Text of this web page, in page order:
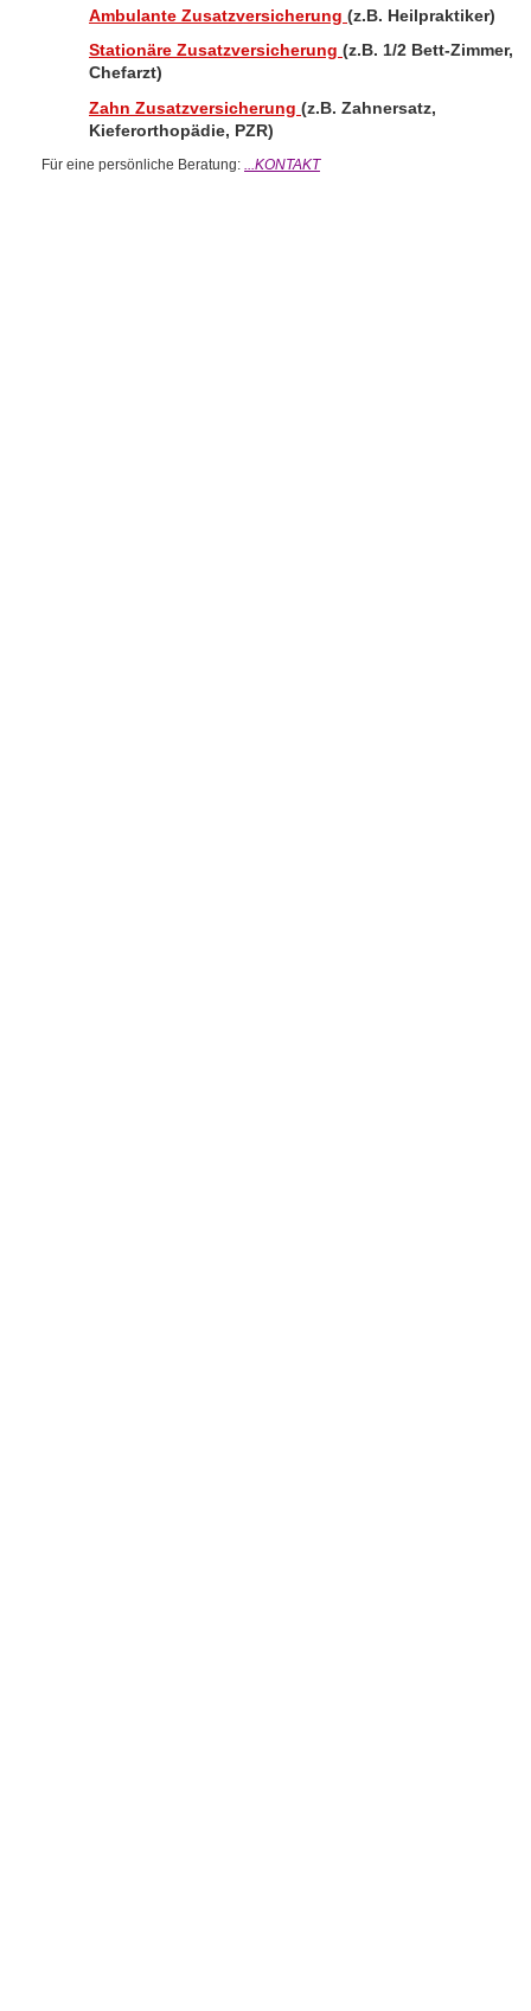
Ambulante Zusatzversicherung (z.B. Heilpraktiker)
Stationäre Zusatzversicherung (z.B. 1/2 Bett-Zimmer,
Chefarzt)
Zahn Zusatzversicherung (z.B. Zahnersatz,
Kieferorthopädie, PZR)
Für eine persönliche Beratung: ...KONTAKT